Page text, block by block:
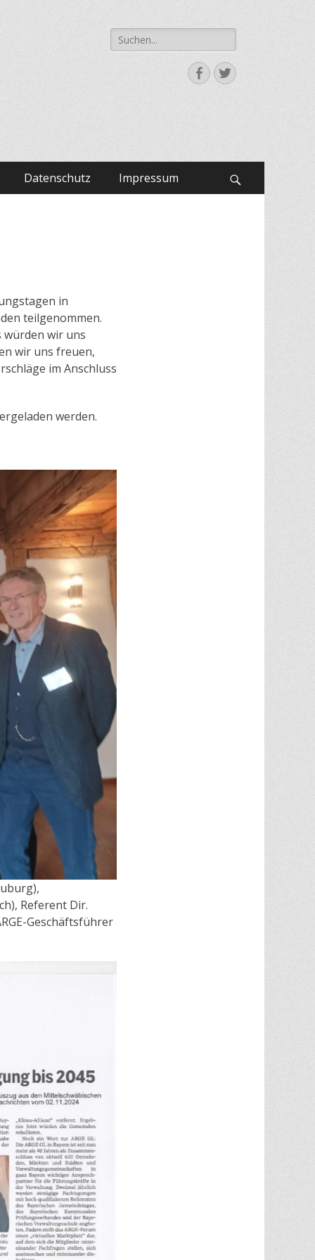
Suche
nach:
Facebook
Twitter
Datenschutz Impressum
in
teilgenommen.
würden wir uns
wir uns freuen,
im Anschluss
werden.
Referent Dir.
Geschäftsführer